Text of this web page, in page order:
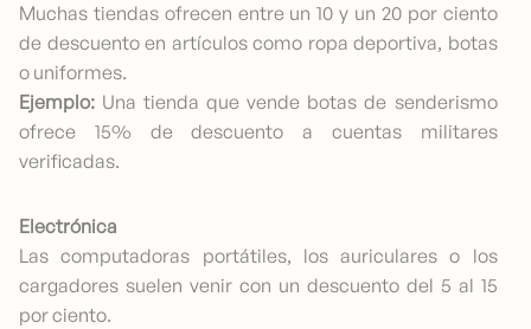
Muchas tiendas ofrecen entre un 10 y un 20 por ciento
de descuento en artículos como ropa deportiva, botas
o uniformes.
Ejemplo: Una tienda que vende botas de senderismo
ofrece 15% de descuento a cuentas militares
verificadas.
Electrónica
Las computadoras portátiles, los auriculares o los
cargadores suelen venir con un descuento del 5 al 15
por ciento.